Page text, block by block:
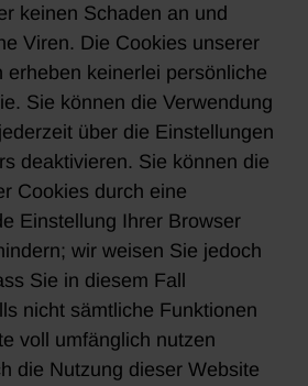
keinen Schaden an und
Viren. Die Cookies unserer
erheben keinerlei persönliche
Sie können die Verwendung
über die Einstellungen
deaktivieren. Sie können die
Cookies durch eine
Einstellung Ihrer Browser
wir weisen Sie jedoch
Sie in diesem Fall
nicht sämtliche Funktionen
voll umfänglich nutzen
die Nutzung dieser Website